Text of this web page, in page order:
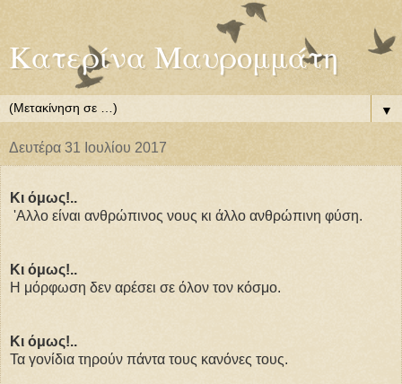
Κατερίνα Μαυρομμάτη
▼
Δευτέρα 31 Ιουλίου 2017
Κι όμως!..
'Αλλο είναι ανθρώπινος νους κι άλλο ανθρώπινη φύση.
Κι όμως!..
Η μόρφωση δεν αρέσει σε όλον τον κόσμο.
Κι όμως!..
Τα γονίδια τηρούν πάντα τους κανόνες τους.